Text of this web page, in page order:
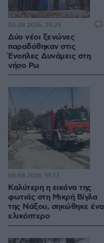
Δύο νέοι ξενώνες
παραδόθηκαν στις
Ένοπλες Δυνάμεις στη
νήσο Ρω
08.08.2026, 20:29
Καλύτερη η εικόνα της
φωτιάς στη Μικρή Βίγλα
της Νάξου, σηκώθηκε ένα
ελικόπτερο
08.08.2026, 19:57